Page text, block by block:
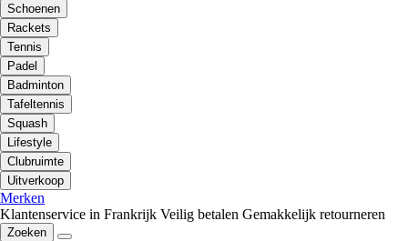
Schoenen
Rackets
Tennis
Padel
Badminton
Tafeltennis
Squash
Lifestyle
Clubruimte
Uitverkoop
Merken
Klantenservice in Frankrijk Veilig betalen Gemakkelijk retourneren
Zoeken